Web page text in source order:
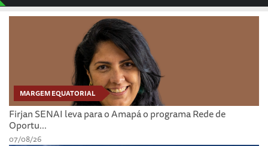
MARGEM EQUATORIAL
Firjan SENAI leva para o Amapá o programa Rede de
Oportu...
07/08/26